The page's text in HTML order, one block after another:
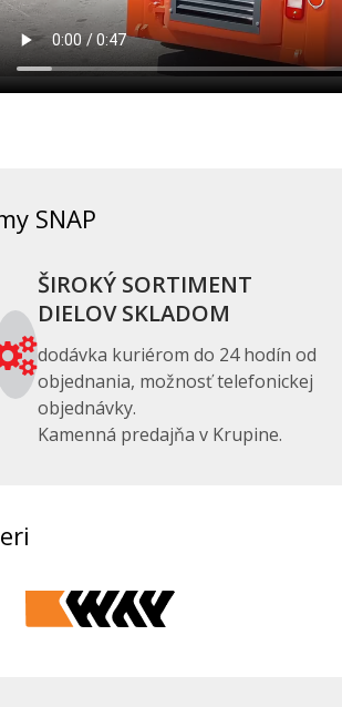
SNAP
ŠIROKÝ SORTIMENT
DIELOV SKLADOM
dodávka kuriérom do 24 hodín od
objednania, možnosť telefonickej
objednávky.
Kamenná predajňa v Krupine.